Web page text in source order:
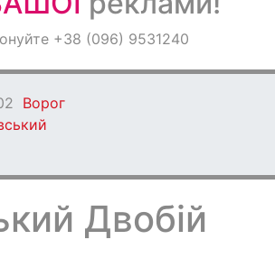
+38 (096) 9531240
На Дніпропетровщині
у місті
Двобій